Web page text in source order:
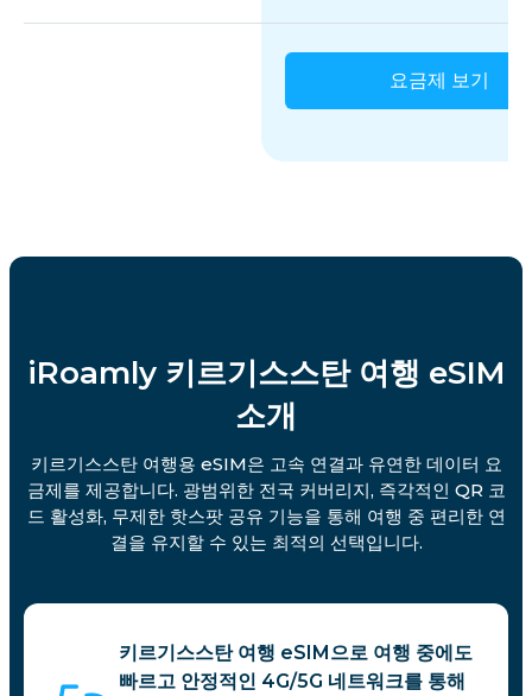
요금제 보기
iRoamly 키르기스스탄 여행 eSIM
소개
키르기스스탄 여행용 eSIM은 고속 연결과 유연한 데이터 요
금제를 제공합니다. 광범위한 전국 커버리지, 즉각적인 QR 코
드 활성화, 무제한 핫스팟 공유 기능을 통해 여행 중 편리한 연
결을 유지할 수 있는 최적의 선택입니다.
키르기스스탄 여행 eSIM으로 여행 중에도
빠르고 안정적인 4G/5G 네트워크를 통해